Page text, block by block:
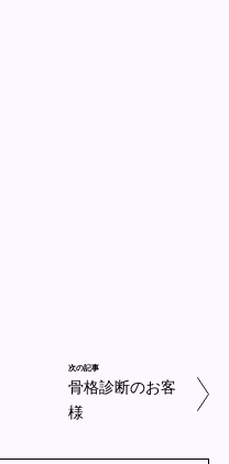
次の記事
骨格診断のお客
様